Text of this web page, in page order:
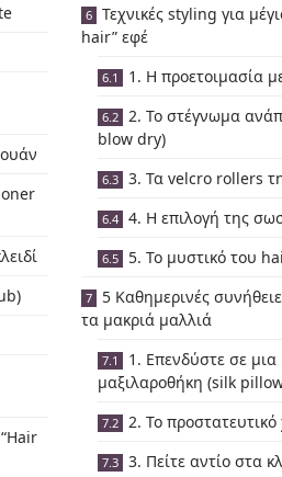
Τεχνικές styling για
hair” εφέ
1. Η προετοιμασία
2. Το στέγνωμα
blow dry)
3. Τα velcro rollers
4. Η επιλογή της
5. Το μυστικό του
5 Καθημερινές
τα μακριά μαλλιά
1. Επενδύστε σε
μαξιλαροθήκη (silk
2. Το
3. Πείτε αντίο στα